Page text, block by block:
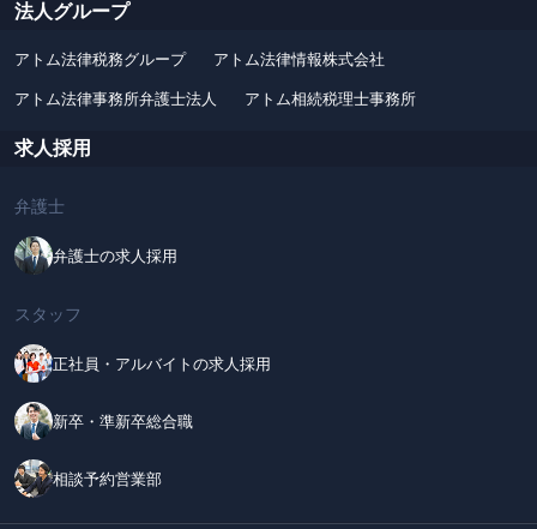
法人グループ
アトム法律税務グループ アトム法律情報株式会社
アトム法律事務所弁護士法人 アトム相続税理士事務所
求人採用
弁護士
弁護士の求人採用
スタッフ
正社員・アルバイトの求人採用
新卒・準新卒総合職
相談予約営業部